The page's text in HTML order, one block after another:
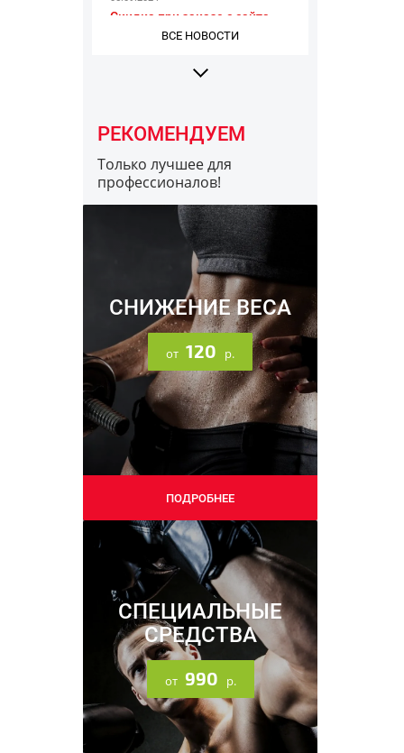
Информация про разные
заводы Optimum Nutrition
соцсети
ВСЕ НОВОСТИ
РЕКОМЕНДУЕМ
Только лучшее для
профессионалов!
СНИЖЕНИЕ ВЕСА
от 120 р.
ПОДРОБНЕЕ
СПЕЦИАЛЬНЫЕ
СРЕДСТВА
от 990 р.